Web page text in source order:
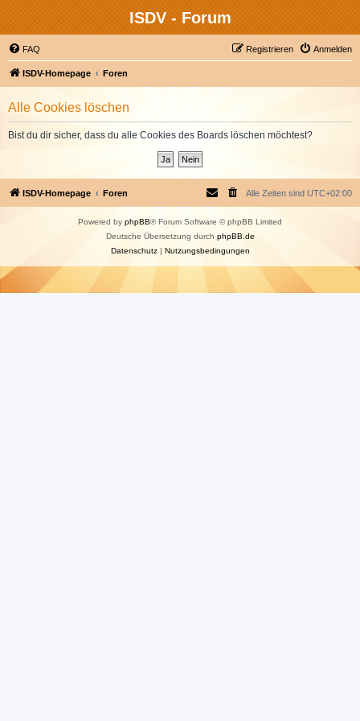
ISDV - Forum
FAQ Anmelden
Registrieren
ISDV-Homepage Foren
Alle Cookies löschen
Bist du dir sicher, dass du alle Cookies des Boards löschen möchtest?
ISDV-Homepage Foren Alle Zeiten sind UTC+02:00
Powered by phpBB® Forum Software © phpBB Limited
Deutsche Übersetzung durch phpBB.de
Datenschutz| Nutzungsbedingungen